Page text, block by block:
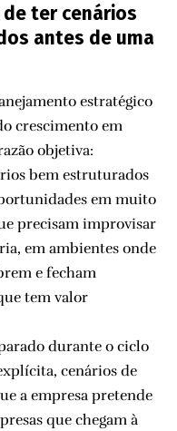
ter cenários
antes de uma
estratégico
crescimento em
objetiva:
bem estruturados
em muito
precisam improvisar
em ambientes onde
e fecham
tem valor
durante o ciclo
cenários de
a empresa pretende
que chegam à